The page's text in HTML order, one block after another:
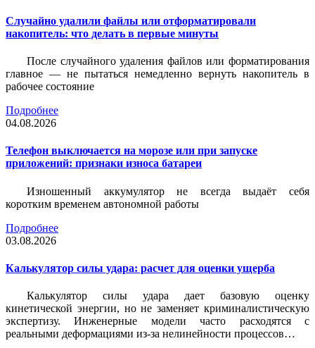
Случайно удалили файлы или отформатировали
накопитель: что делать в первые минуты
После случайного удаления файлов или форматирования
главное — не пытаться немедленно вернуть накопитель в
рабочее состояние
Подробнее
04.08.2026
Телефон выключается на морозе или при запуске
приложений: признаки износа батареи
Изношенный аккумулятор не всегда выдаёт себя
коротким временем автономной работы
Подробнее
03.08.2026
Калькулятор силы удара: расчет для оценки ущерба
Калькулятор силы удара дает базовую оценку
кинетической энергии, но не заменяет криминалистическую
экспертизу. Инженерные модели часто расходятся с
реальными деформациями из-за нелинейности процессов…